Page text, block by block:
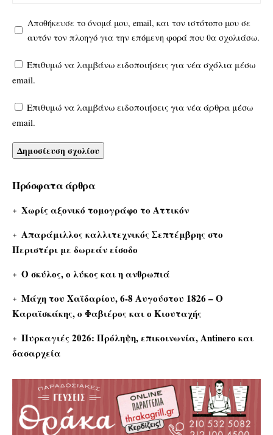
Αποθήκευσε το όνομά μου, email, και τον ιστότοπο μου σε
αυτόν τον πλοηγό για την επόμενη φορά που θα σχολιάσω.
Επιθυμώ να λαμβάνω ειδοποιήσεις για νέα σχόλια μέσω
email.
Επιθυμώ να λαμβάνω ειδοποιήσεις για νέα άρθρα μέσω
email.
Πρόσφατα άρθρα
Χωρίς αξονικό τομογράφο το Αττικόν
Απαράμιλλος καλλιτεχνικός Σεπτέμβρης στο
Περιστέρι με δωρεάν είσοδο
Ο σκύλος, ο λύκος και η ανθρωπιά
Μάχη του Χαϊδαρίου, 6-8 Αυγούστου 1826 – Ο
Καραϊσκάκης, ο Φαβιέρος και ο Κιουταχής
Πυρκαγιές 2026: Πρόληψη, επικοινωνία, Antinero και
δασαρχεία